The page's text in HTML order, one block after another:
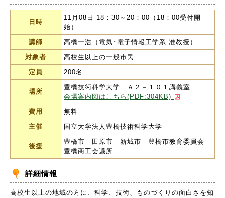
日時
11月08日 18：30～20：00（18：00受付開
始）
講師
高橋一浩（電気･電子情報工学系 准教授）
対象者
高校生以上の一般市民
定員
200名
場所
豊橋技術科学大学 Ａ２－１０１講義室
会場案内図はこちら(PDF:304KB)
費用
無料
主催
国立大学法人豊橋技術科学大学
後援
豊橋市 田原市 新城市 豊橋市教育委員会
豊橋商工会議所
詳細情報
高校生以上の地域の方に、科学、技術、ものづくりの面白さを知